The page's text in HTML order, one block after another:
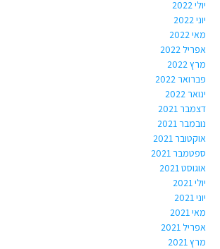
יולי 2022
יוני 2022
מאי 2022
אפריל 2022
מרץ 2022
פברואר 2022
ינואר 2022
דצמבר 2021
נובמבר 2021
אוקטובר 2021
ספטמבר 2021
אוגוסט 2021
יולי 2021
יוני 2021
מאי 2021
אפריל 2021
מרץ 2021